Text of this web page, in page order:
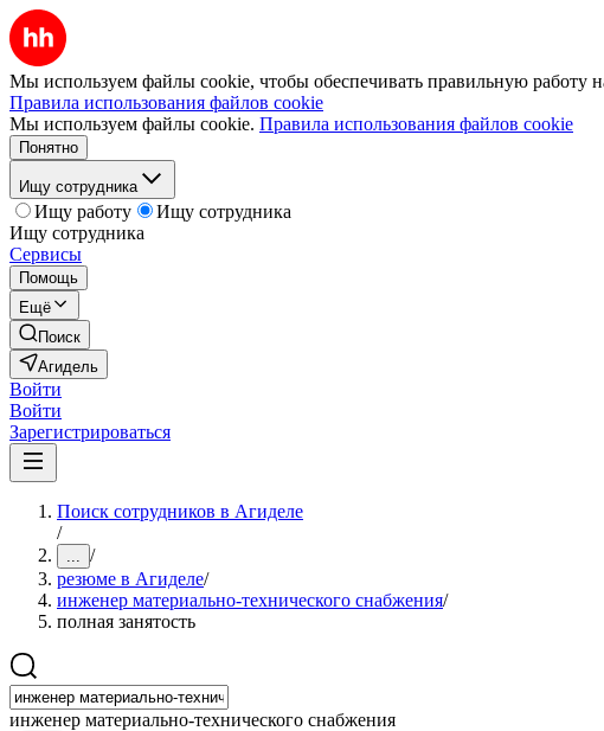
Мы используем файлы cookie, чтобы обеспечивать правильную работу
Правила использования файлов cookie
Мы используем файлы cookie. Правила использования файлов cookie
Понятно
Ищу сотрудника
Ищу работу
Ищу сотрудника
Ищу сотрудника
Сервисы
Помощь
Ещё
Поиск
Агидель
Войти
Войти
Зарегистрироваться
Поиск сотрудников в Агиделе
/
... /
резюме в Агиделе/
инженер материально-технического снабжения/
полная занятость
инженер материально-технического снабжения